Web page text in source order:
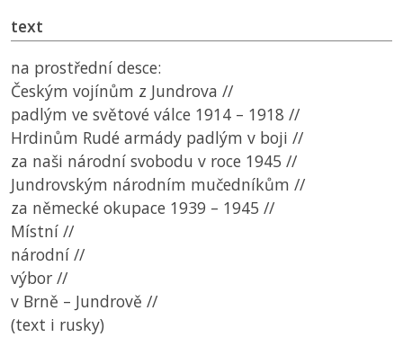
text
na prostřední desce:
Českým vojínům z Jundrova //
padlým ve světové válce 1914 – 1918 //
Hrdinům Rudé armády padlým v boji //
za naši národní svobodu v roce 1945 //
Jundrovským národním mučedníkům //
za německé okupace 1939 – 1945 //
Místní //
národní //
výbor //
v Brně – Jundrově //
(text i rusky)